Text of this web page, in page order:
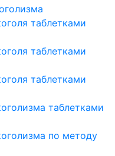
таблетками
таблетками
таблетками
таблетками
по методу